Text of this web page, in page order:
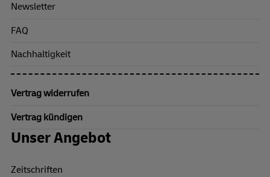
Newsletter
FAQ
Nachhaltigkeit
Vertrag widerrufen
Vertrag kündigen
Unser Angebot
Zeitschriften